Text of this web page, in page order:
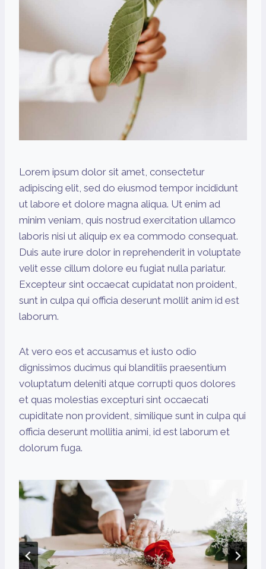
Lorem ipsum dolor sit amet, consectetur
adipiscing elit, sed do eiusmod tempor incididunt
ut labore et dolore magna aliqua. Ut enim ad
minim veniam, quis nostrud exercitation ullamco
laboris nisi ut aliquip ex ea commodo consequat.
Duis aute irure dolor in reprehenderit in voluptate
velit esse cillum dolore eu fugiat nulla pariatur.
Excepteur sint occaecat cupidatat non proident,
sunt in culpa qui officia deserunt mollit anim id est
laborum.
At vero eos et accusamus et iusto odio
dignissimos ducimus qui blanditiis praesentium
voluptatum deleniti atque corrupti quos dolores
et quas molestias excepturi sint occaecati
cupiditate non provident, similique sunt in culpa qui
officia deserunt mollitia animi, id est laborum et
dolorum fuga.